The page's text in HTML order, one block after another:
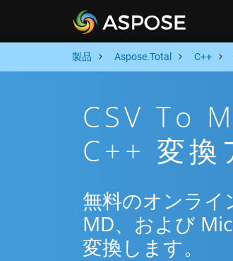
製品 Aspose.Total C++
CSV To
C++ 変換
無料のオンライ
MD、および
変換します。